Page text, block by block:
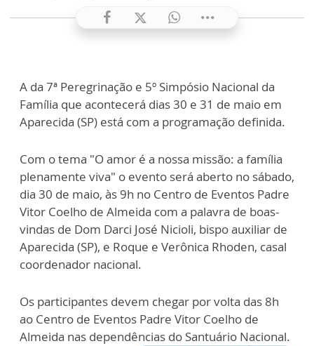
A da 7ª Peregrinação e 5º Simpósio Nacional da
Família que acontecerá dias 30 e 31 de maio em
Aparecida (SP) está com a programação definida.
Com o tema "O amor é a nossa missão: a família
plenamente viva" o evento será aberto no sábado,
dia 30 de maio, às 9h no Centro de Eventos Padre
Vitor Coelho de Almeida com a palavra de boas-
vindas de Dom Darci José Nicioli, bispo auxiliar de
Aparecida (SP), e Roque e Verônica Rhoden, casal
coordenador nacional.
Os participantes devem chegar por volta das 8h
ao Centro de Eventos Padre Vitor Coelho de
Almeida nas dependências do Santuário Nacional.